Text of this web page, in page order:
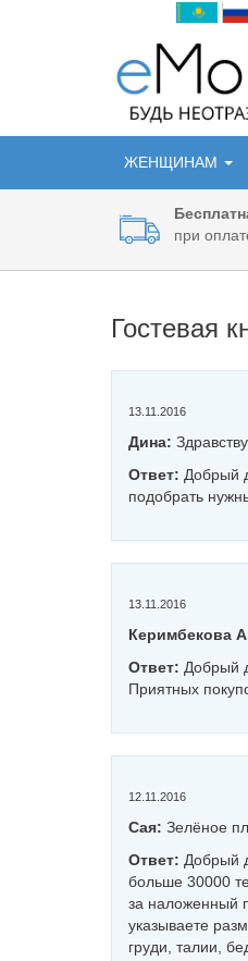
ЖЕНЩИНАМ
при
Гостевая
13.11.2016
Дина:
Ответ: Добрый
подобрать
13.11.2016
Керимбекова
Ответ: Добрый
Приятных
12.11.2016
Сая: Зелёное
Ответ: Добрый
больше 30000
за наложенный
указываете
груди, талии,